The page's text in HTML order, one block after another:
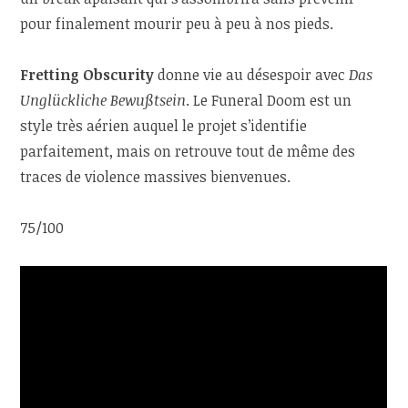
pour finalement mourir peu à peu à nos pieds.
Fretting Obscuritydonne vie au désespoir avecDas
Unglückliche Bewußtsein. Le Funeral Doom est un
style très aérien auquel le projet s’identifie
parfaitement, mais on retrouve tout de même des
traces de violence massives bienvenues.
75/100